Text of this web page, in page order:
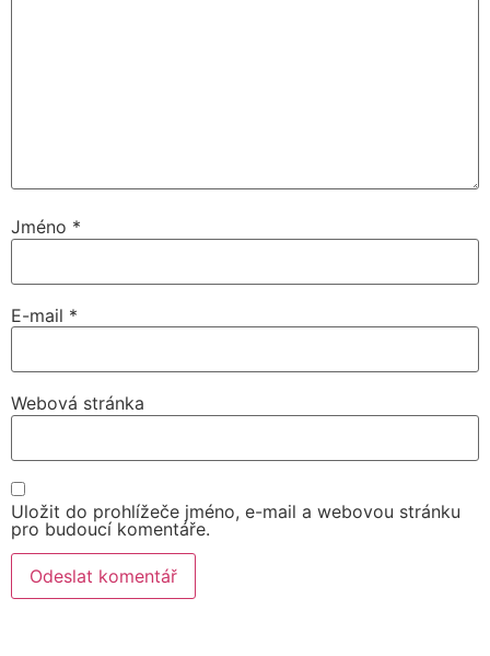
Jméno *
E-mail *
Webová stránka
Uložit do prohlížeče jméno, e-mail a webovou stránku
pro budoucí komentáře.